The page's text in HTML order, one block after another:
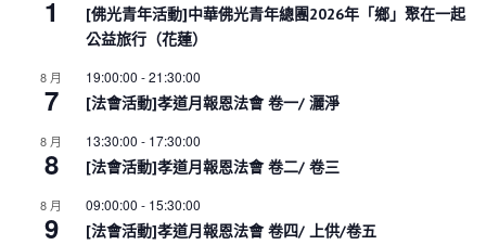
1
[佛光青年活動]中華佛光青年總團2026年「鄉」聚在一起
公益旅行（花蓮）
8 月
7
19:00:00 -21:30:00
[法會活動]孝道月報恩法會 卷一/ 灑淨
8 月
8
13:30:00 - 17:30:00
[法會活動]孝道月報恩法會 卷二/ 卷三
8 月
9
09:00:00 - 15:30:00
[法會活動]孝道月報恩法會 卷四/ 上供/卷五